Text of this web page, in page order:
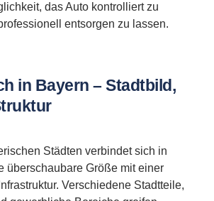
das Auto kontrolliert zu
entsorgen zu lassen.
in Bayern – Stadtbild,
Städten verbindet sich in
überschaubare Größe mit einer
Verschiedene Stadtteile,